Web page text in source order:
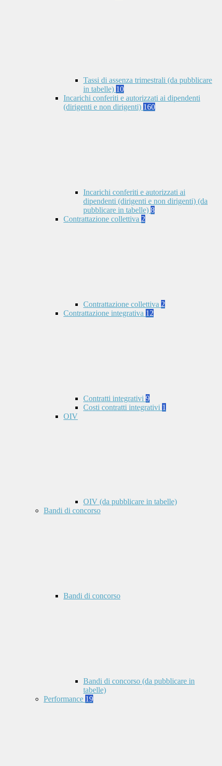
Tassi di assenza trimestrali (da pubblicare
in tabelle) 10
Incarichi conferiti e autorizzati ai dipendenti
(dirigenti e non dirigenti) 160
Incarichi conferiti e autorizzati ai
dipendenti (dirigenti e non dirigenti) (da
pubblicare in tabelle) 8
Contrattazione collettiva 2
Contrattazione collettiva 2
Contrattazione integrativa 12
Contratti integrativi 9
Costi contratti integrativi 1
OIV
OIV (da pubblicare in tabelle)
Bandi di concorso
Bandi di concorso
Bandi di concorso (da pubblicare in
tabelle)
Performance 19